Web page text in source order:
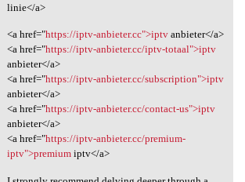
linie</a>
<a href="https://iptv-anbieter.cc">iptvanbieter</a>
<a href="https://iptv-anbieter.cc/iptv-totaal">iptv
anbieter</a>
<a href="https://iptv-anbieter.cc/subscription">iptv
anbieter</a>
<a href="https://iptv-anbieter.cc/contact-us">iptv
anbieter</a>
<a href="https://iptv-anbieter.cc/premium-
iptv">premiumiptv</a>